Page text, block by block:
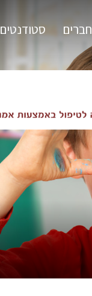
חברים סטודנטים